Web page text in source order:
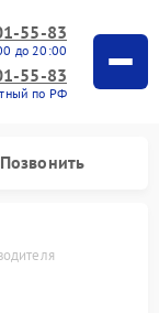
55-83
до 20:00
55-83
по РФ
Позвонить